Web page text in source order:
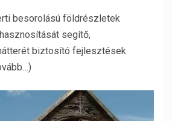
besorolású földrészletek
segítő,
biztosító fejlesztések